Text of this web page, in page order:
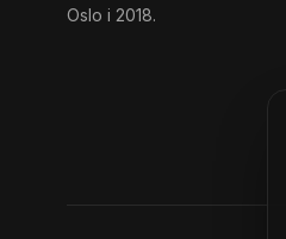
Oslo i 2018.